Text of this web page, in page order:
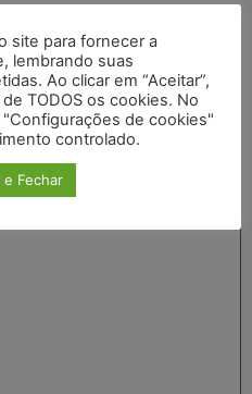
será publicado. Campos
com*
site para fornecer a
lembrando suas
Ao clicar em “Aceitar”,
TODOS os cookies. No
de cookies"
controlado.
Fechar